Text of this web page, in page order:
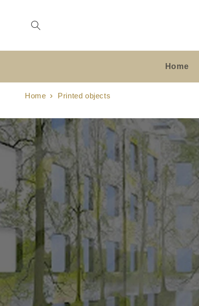
content
Home
Home Printed objects